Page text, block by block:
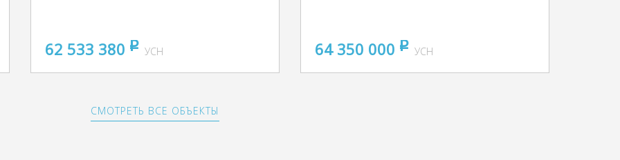
62 533 380 pуб
УСН 64 350 000 pуб
УСН
СМОТРЕТЬ ВСЕ ОБЪЕКТЫ